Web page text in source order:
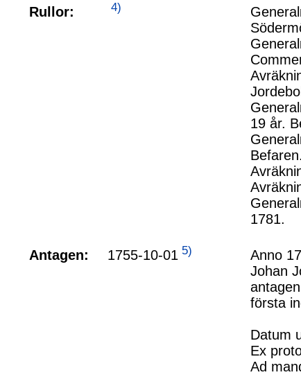
Rullor: 4)
19 år.
1781.
Antagen: 1755-10-01 5)
Anno
Johan
första
Datum
Ex
Ad